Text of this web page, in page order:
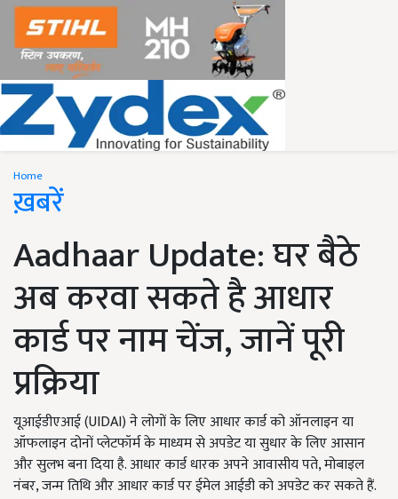
Home
ख़बरें
Aadhaar Update: घर बैठे
अब करवा सकते है आधार
कार्ड पर नाम चेंज, जानें पूरी
प्रक्रिया
यूआईडीएआई (UIDAI) ने लोगों के लिए आधार कार्ड को ऑनलाइन या
ऑफलाइन दोनों प्लेटफॉर्म के माध्यम से अपडेट या सुधार के लिए आसान
और सुलभ बना दिया है. आधार कार्ड धारक अपने आवासीय पते, मोबाइल
नंबर, जन्म तिथि और आधार कार्ड पर ईमेल आईडी को अपडेट कर सकते हैं.